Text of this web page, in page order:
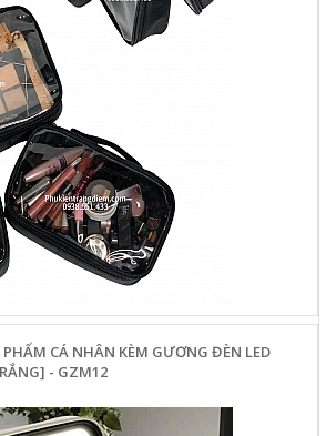
CÁ NHÂN KÈM GƯƠNG ĐÈN LED
- GZM12